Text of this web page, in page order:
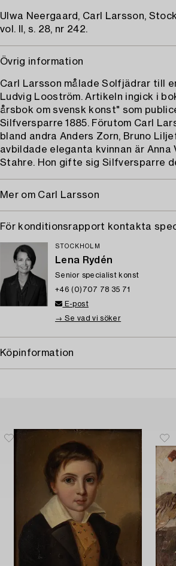
Ulwa Neergaard, Carl Larsson,
vol. II, s. 28, nr 242.
Övrig information
Carl Larsson målade Solfjädrar till
Ludvig Looström. Artikeln ingick i
årsbok om svensk konst" som
Silfversparre 1885. Förutom Carl
bland andra Anders Zorn, Bruno
avbildade eleganta kvinnan är
Stahre. Hon gifte sig Silfversparre
Mer om Carl Larsson
För konditionsrapport kontakta
STOCKHOLM
Lena Rydén
Senior specialist konst
+46 (0)707 78 35 71
E-post
→ Se vad vi söker
Köpinformation